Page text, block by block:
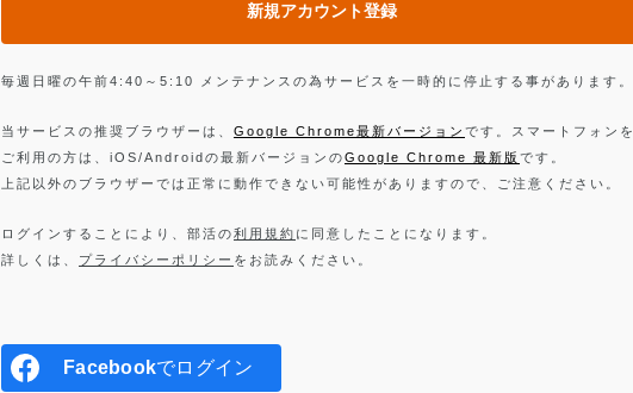
新規アカウント登録
毎週日曜の午前4:40～5:10 メンテナンスの為サービスを一時的に停止する事があります。
当サービスの推奨ブラウザーは、 Google Chrome最新バージョン です。スマートフォンを
ご利用の方は、iOS/Androidの最新バージョンのGoogle Chrome 最新版 です。
上記以外のブラウザーでは正常に動作できない可能性がありますので、ご注意ください。
ログインすることにより、部活の利用規約 に同意したことになります。
詳しくは、 プライバシーポリシー をお読みください。
Facebookでログイン